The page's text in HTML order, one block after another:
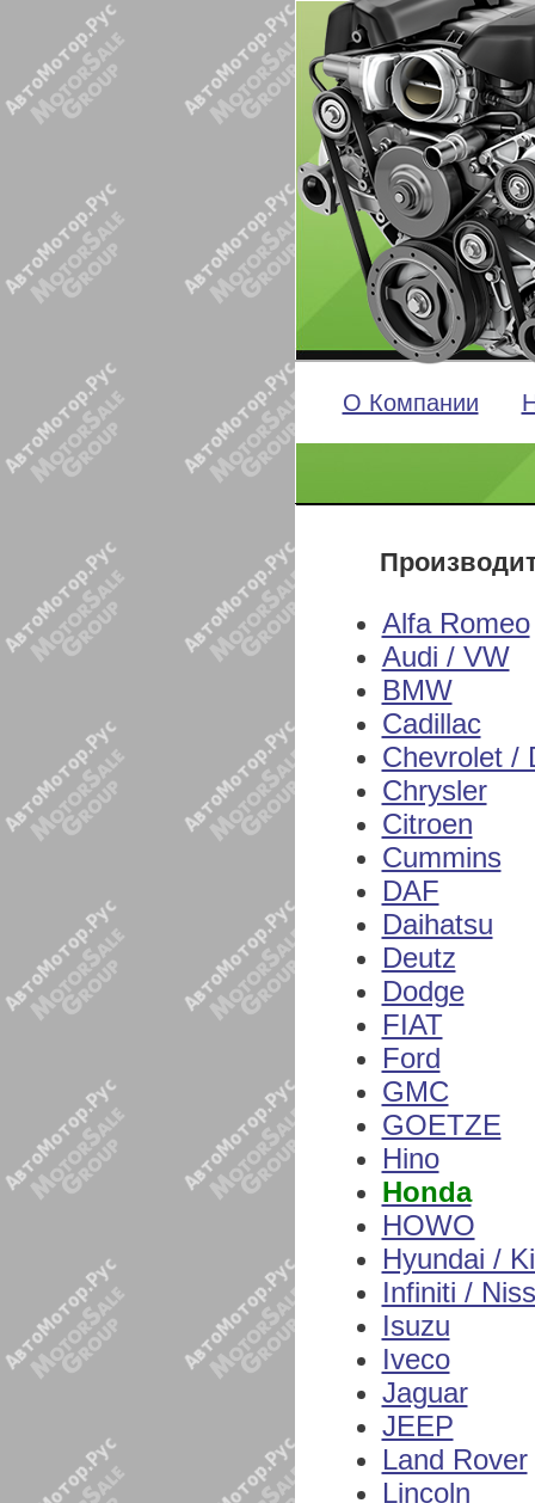
О Компании
Alfa Romeo
Audi / VW
BMW
Cadillac
Chevrolet /
Chrysler
Citroen
Cummins
DAF
Daihatsu
Deutz
Dodge
FIAT
Ford
GMC
GOETZE
Hino
Honda
HOWO
Hyundai /
Infiniti /
Isuzu
Iveco
Jaguar
JEEP
Land Rover
Lincoln